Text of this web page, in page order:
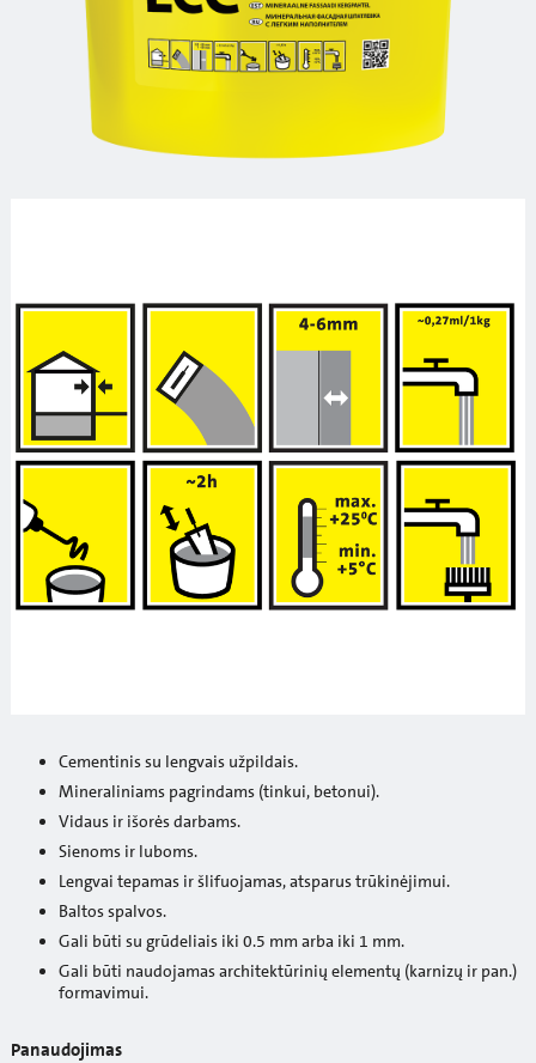
Cementinis su lengvais užpildais.
Mineraliniams pagrindams (tinkui, betonui).
Vidaus ir išorės darbams.
Sienoms ir luboms.
Lengvai tepamas ir šlifuojamas, atsparus trūkinėjimui.
Baltos spalvos.
Gali būti su grūdeliais iki 0.5 mm arba iki 1 mm.
Gali būti naudojamas architektūrinių elementų (karnizų ir pan.)
formavimui.
Panaudojimas